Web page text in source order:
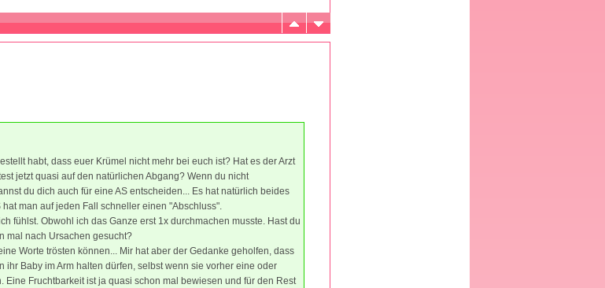
habt, dass euer Krümel nicht mehr bei euch ist? Hat es der Arzt
jetzt quasi auf den natürlichen Abgang? Wenn du nicht
du dich auch für eine AS entscheiden... Es hat natürlich beides
man auf jeden Fall schneller einen "Abschluss".
fühlst. Obwohl ich das Ganze erst 1x durchmachen musste. Hast du
mal nach Ursachen gesucht?
Worte trösten können... Mir hat aber der Gedanke geholfen, dass
ihr Baby im Arm halten dürfen, selbst wenn sie vorher eine oder
Eine Fruchtbarkeit ist ja quasi schon mal bewiesen und für den Rest